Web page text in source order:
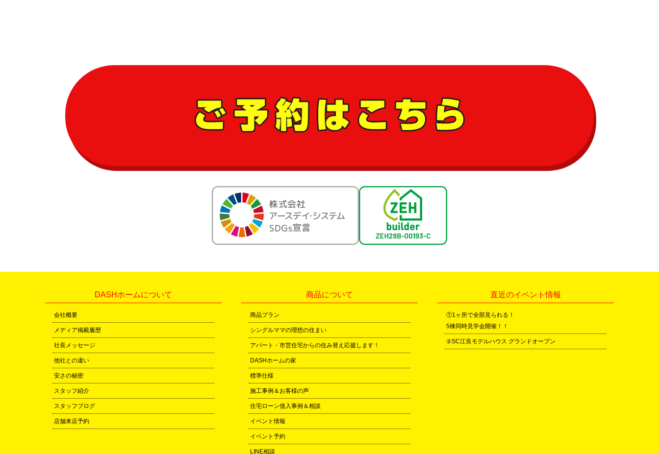
DASHホームについて
会社概要
メディア掲載履歴
社長メッセージ
他社との違い
安さの秘密
スタッフ紹介
スタッフブログ
店舗来店予約
商品について
商品プラン
シングルママの理想の住まい
アパート・市営住宅からの住み替え応援します！
DASHホームの家
標準仕様
施工事例＆お客様の声
住宅ローン借入事例＆相談
イベント情報
イベント予約
LINE相談
直近のイベント情報
①1ヶ所で全部見られる！
5棟同時見学会開催！！
②SC江良モデルハウス グランドオープン